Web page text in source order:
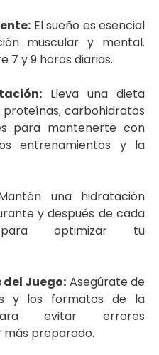
El sueño es esencial
muscular y mental.
7 y 9 horas diarias.
Lleva una dieta
carbohidratos
para mantenerte con
entrenamientos y la
una hidratación
y después de cada
para optimizar tu
del Juego: Asegúrate de
y los formatos de la
evitar errores
más preparado.